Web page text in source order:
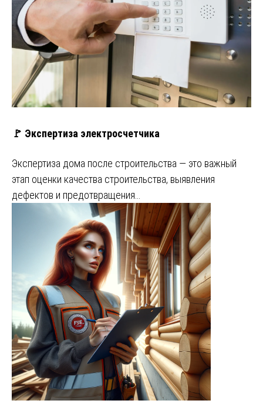
🚩 Экспертиза электросчетчика
Экспертиза дома после строительства — это важный
этап оценки качества строительства, выявления
дефектов и предотвращения…